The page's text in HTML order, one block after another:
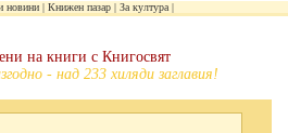
новини Книжен пазар За култура
- над 233 хиляди заглавия!